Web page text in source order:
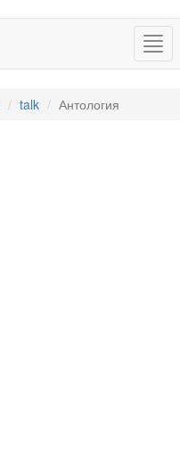
talk Антология